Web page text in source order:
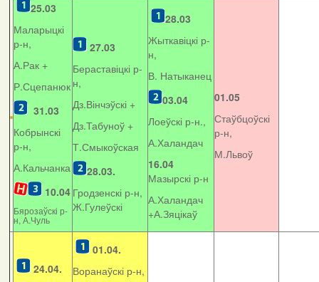
25.03
Маларыцкі
р-н,
А.Рак +
Р.Сцепанюк
31.03
Кобрынскі
р-н,
А.Кальчанка
10.04
Бярозаўскі р-
н, А.Чуль
27.03
Бераставіцкі р-
н,
Дз.Вінчэўскі +
Дз.Табуноў +
Т.Смыкоўская
28.03.
Гродзенскі р-н,
Ж.Гулеўскі
28.03
Жыткавіцкі р-
н,
В. Натыканец
03.04
Лоеўскі р-н.,
А.Халандач
16.04
Мазырскі р-н
А.Халандач
+А.Зяцікаў
01.05
Стаўбцоўскі
р-н,
М.Львоў
24.04.
01.04.
Воранаўскі р-н,